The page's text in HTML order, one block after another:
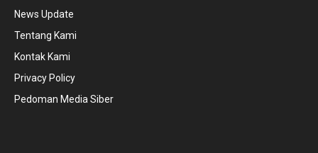
News Update
Tentang Kami
Kontak Kami
Privacy Policy
Pedoman Media Siber